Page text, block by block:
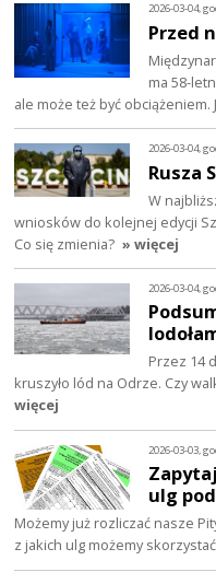
2026-03-04,
Przed
ma 58-
ale może też być
2026-03-04,
Rusza
W
wniosków do kolejnej edycji
Co się zmienia? » więcej
2026-03-04,
Przez 14
kruszyło lód na Odrze. Czy
więcej
2026-03-03,
ulg
Możemy już rozliczać nasze
z jakich ulg możemy